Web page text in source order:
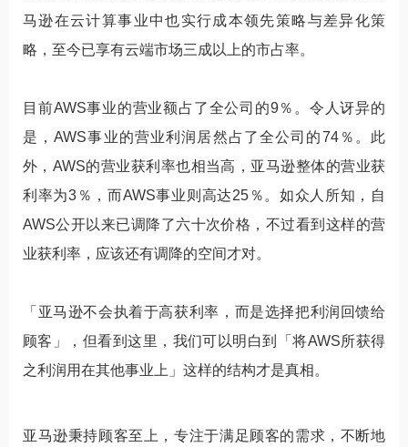
马逊在云计算事业中也实行成本领先策略与差异化策
略，至今已享有云端市场三成以上的市占率。
目前AWS事业的营业额占了全公司的9％。令人讶异的
是，AWS事业的营业利润居然占了全公司的74％。此
外，AWS的营业获利率也相当高，亚马逊整体的营业获
利率为3％，而AWS事业则高达25％。如众人所知，自
AWS公开以来已调降了六十次价格，不过看到这样的营
业获利率，应该还有调降的空间才对。
「亚马逊不会执着于高获利率，而是选择把利润回馈给
顾客」，但看到这里，我们可以明白到「将AWS所获得
之利润用在其他事业上」这样的结构才是真相。
亚马逊秉持顾客至上，专注于满足顾客的需求，不断地